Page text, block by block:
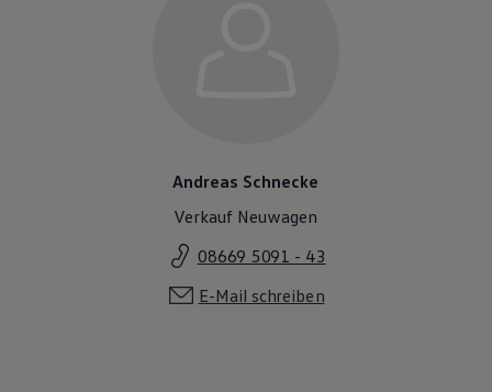
Andreas Schnecke
Verkauf Neuwagen
08669 5091 - 43
E-Mail schreiben